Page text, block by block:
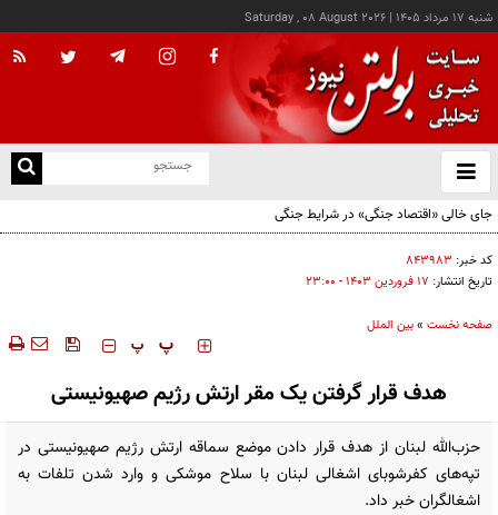
شنبه ۱۷ مرداد ۱۴۰۵ |
Saturday , 08 August 2026
باز
و
جای خالی «اقتصاد جنگی» در شرایط جنگی
کد خبر: ۸۴۳۹۸۳
تاریخ انتشار: ۱۷ فروردين ۱۴۰۳ - ۲۳:۰۰
صفحه نخست »بین الملل
‍‍‍ پ پ
هدف قرار گرفتن یک مقر ارتش رژیم صهیونیستی
حزب‌الله لبنان از هدف قرار دادن موضع سماقه ارتش رژیم صهیونیستی در
تپه‌های کفرشوبای اشغالی لبنان با سلاح موشکی و وارد شدن تلفات به
اشغالگران خبر داد.